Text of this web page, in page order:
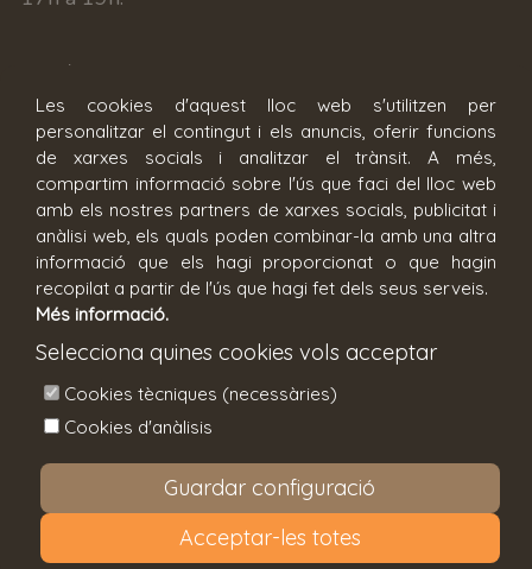
c/ Fontanilles 15, 17002 Girona
Reserva cita
Política de privacitat
Configuració de cookies
Copyright © All You Need Is Travel SL. Tots els drets
reservats.
Les cookies d'aquest lloc web s'utilitzen per
personalitzar el contingut i els anuncis, oferir funcions
de xarxes socials i analitzar el trànsit. A més,
compartim informació sobre l'ús que faci del lloc web
amb els nostres partners de xarxes socials, publicitat i
anàlisi web, els quals poden combinar-la amb una altra
informació que els hagi proporcionat o que hagin
recopilat a partir de l'ús que hagi fet dels seus serveis.
Més informació.
Selecciona quines cookies vols acceptar
Cookies tècniques (necessàries)
Cookies d'anàlisis
Guardar configuració
Acceptar-les totes